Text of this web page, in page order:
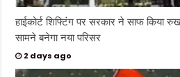
हाईकोर्ट शिफ्टिंग पर सरकार ने साफ किया
सामने बनेगा नया परिसर
2 days ago